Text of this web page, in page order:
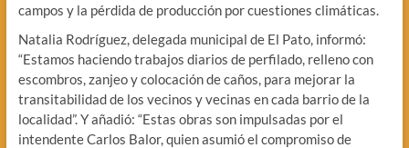
campos y la pérdida de producción por cuestiones climáticas.
Natalia Rodríguez, delegada municipal de El Pato, informó:
“Estamos haciendo trabajos diarios de perfilado, relleno con
escombros, zanjeo y colocación de caños, para mejorar la
transitabilidad de los vecinos y vecinas en cada barrio de la
localidad”. Y añadió: “Estas obras son impulsadas por el
intendente Carlos Balor, quien asumió el compromiso de